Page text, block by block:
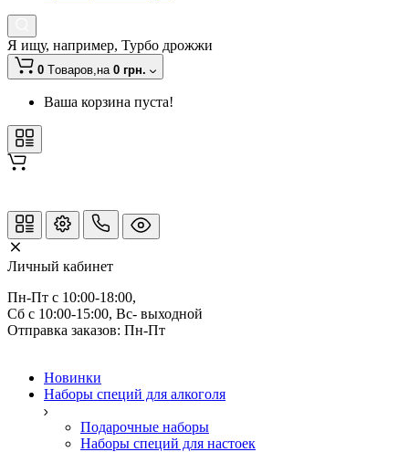
Я ищу, например, Турбо дрожжи
0 Tоваров,на 0 грн.
Ваша корзина пуста!
Личный кабинет
Пн-Пт с 10:00-18:00,
Отправка заказов: Пн-Пт
Новинки
Наборы специй для алкоголя
Подарочные наборы
Наборы специй для настоек